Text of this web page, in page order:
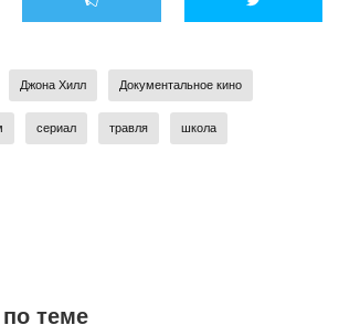
Джона Хилл Документальное кино
сериал травля школа
теме